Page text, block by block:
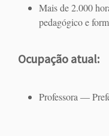
Mais de 2.000
pedagógico e
Ocupação atual:
Professora —